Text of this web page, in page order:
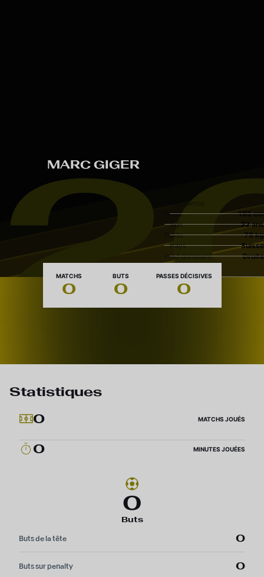
MARC GIGER
Taille 185 cm
Poids 78 kg
Pied dominant Droite
Naissance
Âge 22 ans
Pays Suisse
MATCHS
0
BUTS
0
PASSES DÉCISIVES
0
Statistiques
0
MATCHS JOUÉS
0 MINUTES JOUÉES
0
Buts
Buts de la tête 0
Buts sur penalty 0